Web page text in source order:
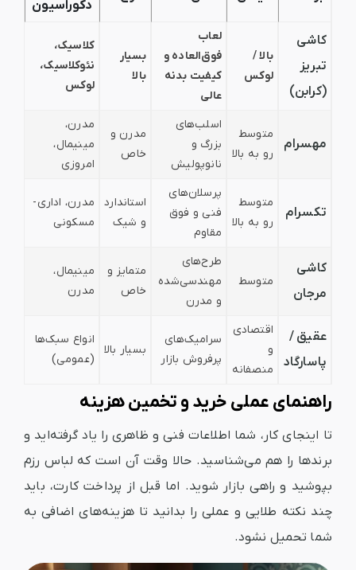
دکوراسیون
کاشی
تبریز
(کرابن)
بالا /
لوکس
لعاب
فوق‌العاده و
کیفیت بدنه
عالی
بسیار
بالا
کلاسیک،
نئوکلاسیک،
لوکس
مهسرام
متوسط
رو به بالا
اسلب‌های
بزرگ و
نانوپولیش
مدرن و
خاص
مدرن،
مینیمال،
امروزی
تکسرام
متوسط
رو به بالا
پرسلان‌های
فنی و فوق
مقاوم
استاندارد
و شیک
مدرن، اداری-
مسکونی
کاشی
مرجان
متوسط
طرح‌های
مهندسی‌شده
و مدرن
متمایز و
خاص
مینیمال،
مدرن
عقیق /
پاسارگاد
اقتصادی
و
منصفانه
سرامیک‌های
پرفروش بازار
بسیار بالا
انواع سبک‌ها
(عمومی)
راهنمای عملی خرید و تخمین هزینه
تا اینجای کار، شما اطلاعات فنی و ظاهری را یاد گرفته‌اید و
برندها را هم می‌شناسید. حالا وقت آن است که لباس رزم
بپوشید و راهی بازار شوید. اما قبل از پرداخت کارت، باید
چند نکته طلایی و عملی را بدانید تا هزینه‌های اضافی به
شما تحمیل نشود.